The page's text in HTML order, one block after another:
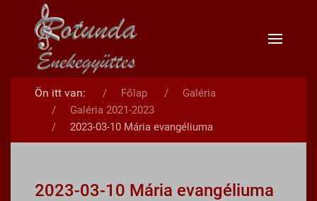
Ön itt van: Főlap
Galéria
Galéria 2021-2023
2023-03-10 Mária evangéliuma
2023-03-10 Mária evangéliuma